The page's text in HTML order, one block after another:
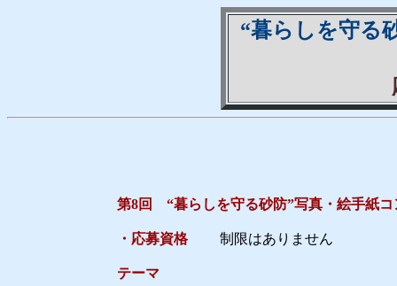
“暮らしを守る
第8回 “暮らしを守る砂防”写真・絵手紙コ
・応募資格制限はありません
テーマ